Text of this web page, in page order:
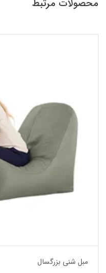
محصولات مرتبط
مبل شنی بزرگسال